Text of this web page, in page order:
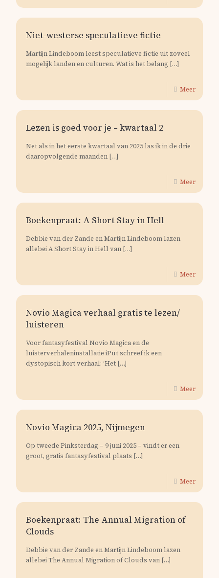
Niet-westerse speculatieve fictie
Martijn Lindeboom leest speculatieve fictie uit zoveel
mogelijk landen en culturen. Wat is het belang […]
Meer
Lezen is goed voor je – kwartaal 2
Net als in het eerste kwartaal van 2025 las ik in de drie
daaropvolgende maanden […]
Meer
Boekenpraat: A Short Stay in Hell
Debbie van der Zande en Martijn Lindeboom lazen
allebei A Short Stay in Hell van […]
Meer
Novio Magica verhaal gratis te lezen/
luisteren
Voor fantasyfestival Novio Magica en de
luisterverhaleninstallatie iPut schreef ik een
dystopisch kort verhaal: ‘Het […]
Meer
Novio Magica 2025, Nijmegen
Op tweede Pinksterdag – 9 juni 2025 – vindt er een
groot, gratis fantasyfestival plaats […]
Meer
Boekenpraat: The Annual Migration of
Clouds
Debbie van der Zande en Martijn Lindeboom lazen
allebei The Annual Migration of Clouds van […]